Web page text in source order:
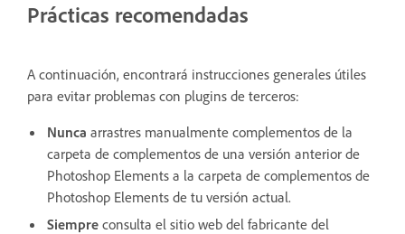
Prácticas recomendadas
A continuación, encontrará instrucciones generales útiles
para evitar problemas con plugins de terceros:
Nunca arrastres manualmente complementos de la
carpeta de complementos de una versión anterior de
Photoshop Elements a la carpeta de complementos de
Photoshop Elements de tu versión actual.
Siempre consulta el sitio web del fabricante del